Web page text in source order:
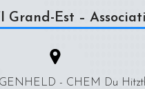
Grand-Est –
- CHEM Du